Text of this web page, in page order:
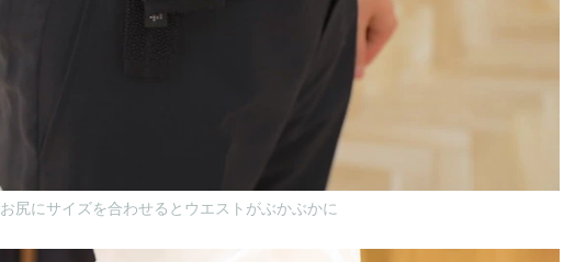
お尻にサイズを合わせるとウエストがぶかぶかに